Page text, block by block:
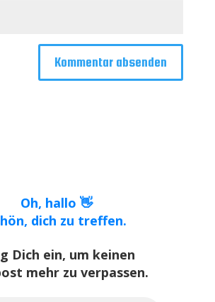
Oh, hallo 👋
dich zu treffen.
Dich ein, um keinen
mehr zu verpassen.